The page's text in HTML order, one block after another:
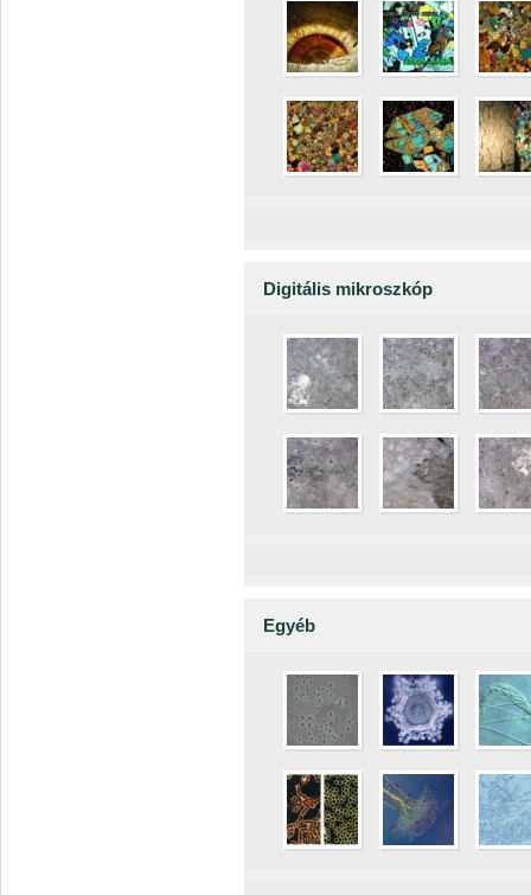
Digitális mikroszkóp
Egyéb